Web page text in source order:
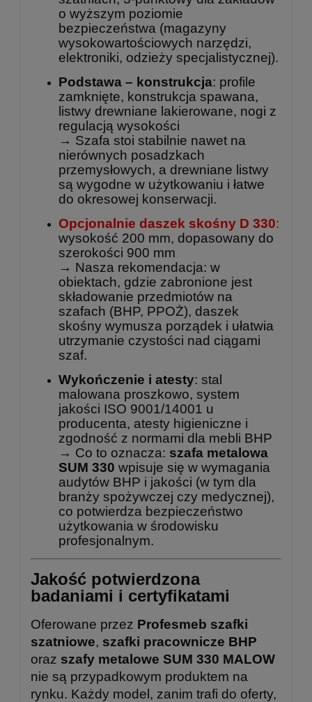
o wyższym poziomie
bezpieczeństwa (magazyny
wysokowartościowych narzędzi,
elektroniki, odzieży specjalistycznej).
Podstawa – konstrukcja: profile
zamknięte, konstrukcja spawana,
listwy drewniane lakierowane, nogi z
regulacją wysokości
→ Szafa stoi stabilnie nawet na
nierównych posadzkach
przemysłowych, a drewniane listwy
są wygodne w użytkowaniu i łatwe
do okresowej konserwacji.
Opcjonalnie daszek skośny D 330:
wysokość 200 mm, dopasowany do
szerokości 900 mm
→ Nasza rekomendacja: w
obiektach, gdzie zabronione jest
składowanie przedmiotów na
szafach (BHP, PPOŻ), daszek
skośny wymusza porządek i ułatwia
utrzymanie czystości nad ciągami
szaf.
Wykończenie i atesty: stal
malowana proszkowo, system
jakości ISO 9001/14001 u
producenta, atesty higieniczne i
zgodność z normami dla mebli BHP
→ Co to oznacza: szafa metalowa
SUM 330 wpisuje się w wymagania
audytów BHP i jakości (w tym dla
branży spożywczej czy medycznej),
co potwierdza bezpieczeństwo
użytkowania w środowisku
profesjonalnym.
Jakość potwierdzona
badaniami i certyfikatami
Oferowane przez Profesmeb szafki
szatniowe, szafki pracownicze BHP
oraz szafy metalowe SUM 330 MALOW
nie są przypadkowym produktem na
rynku. Każdy model, zanim trafi do oferty,